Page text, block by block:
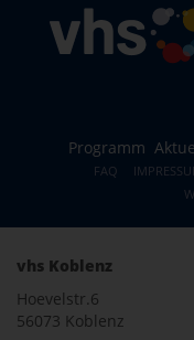
Programm
FAQ
vhs Koblenz
Hoevelstr.6
56073 Koblenz